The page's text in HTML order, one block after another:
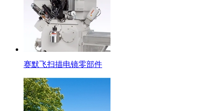
赛默飞扫描电镜零部件